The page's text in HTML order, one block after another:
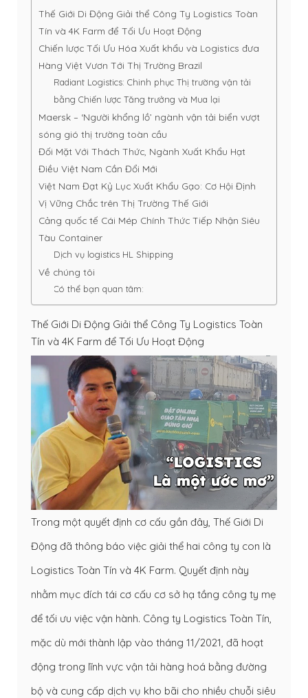
Thế Giới Di Động Giải thể Công Ty Logistics Toàn
Tín và 4K Farm để Tối Ưu Hoạt Động
Chiến lược Tối Ưu Hóa Xuất khẩu và Logistics đưa
Hàng Việt Vươn Tới Thị Trường Brazil
Radiant Logistics: Chinh phục Thị trường vận tải
bằng Chiến lược Tăng trưởng và Mua lại
Maersk – ‘Người khổng lồ’ ngành vận tải biển vượt
sóng gió thị trường toàn cầu
Đối Mặt Với Thách Thức, Ngành Xuất Khẩu Hạt
Điều Việt Nam Cần Đổi Mới
Việt Nam Đạt Kỷ Lục Xuất Khẩu Gạo: Cơ Hội Định
Vị Vững Chắc trên Thị Trường Thế Giới
Cảng quốc tế Cái Mép Chính Thức Tiếp Nhận Siêu
Tàu Container
Dịch vụ logistics HL Shipping
Về chúng tôi
Có thể bạn quan tâm:
Thế Giới Di Động Giải thể Công Ty Logistics Toàn
Tín và 4K Farm để Tối Ưu Hoạt Động
Trong một quyết định cơ cấu gần đây, Thế Giới Di
Động đã thông báo việc giải thể hai công ty con là
Logistics Toàn Tín và 4K Farm. Quyết định này
nhằm mục đích tái cơ cấu cơ sở hạ tầng công ty mẹ
để tối ưu việc vận hành. Công ty Logistics Toàn Tín,
mặc dù mới thành lập vào tháng 11/2021, đã hoạt
động trong lĩnh vực vận tải hàng hoá bằng đường
bộ và cung cấp dịch vụ kho bãi cho nhiều chuỗi siêu